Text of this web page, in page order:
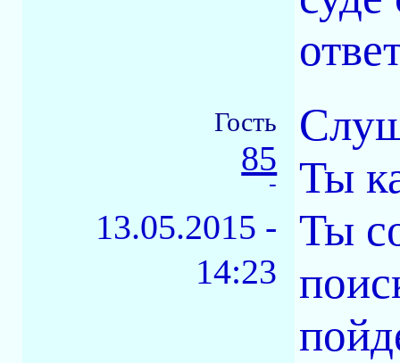
Гость
85
-
13.05.2015 -
14:23
Ты
Ты